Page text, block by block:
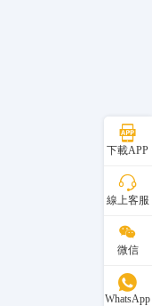
下載APP
線上客服
微信
WhatsApp